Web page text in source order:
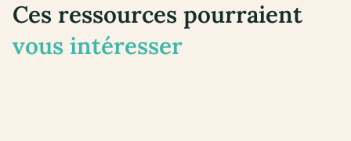
Ces ressources pourraient
vous intéresser